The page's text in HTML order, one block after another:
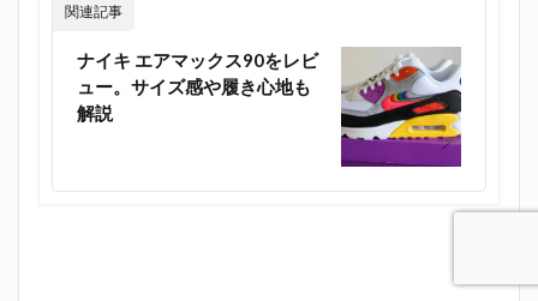
関連記事
ナイキ エアマックス90をレビ
ュー。サイズ感や履き心地も
解説